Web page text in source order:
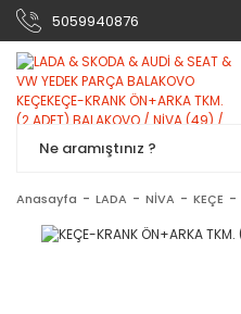
5059940876
Anasayfa LADA NİVA KEÇE